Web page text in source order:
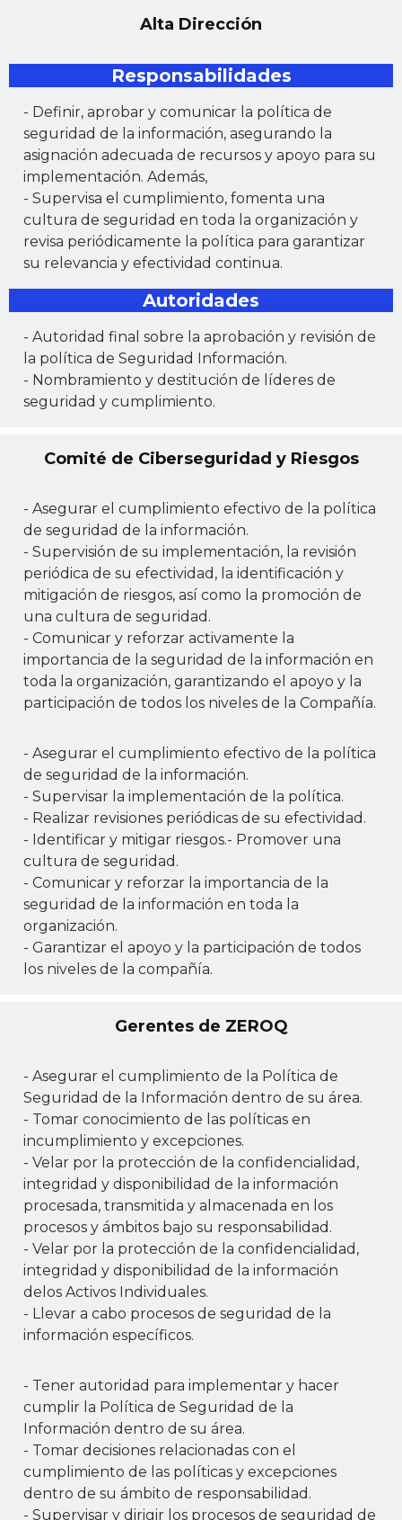
Alta Dirección
Responsabilidades
- Definir, aprobar y comunicar la política de
seguridad de la información, asegurando la
asignación adecuada de recursos y apoyo para su
implementación. Además,
- Supervisa el cumplimiento, fomenta una
cultura de seguridad en toda la organización y
revisa periódicamente la política para garantizar
su relevancia y efectividad continua.
Autoridades
- Autoridad final sobre la aprobación y revisión de
la política de Seguridad Información.
- Nombramiento y destitución de líderes de
seguridad y cumplimiento.
Comité de Ciberseguridad y Riesgos
- Asegurar el cumplimiento efectivo de la política
de seguridad de la información.
- Supervisión de su implementación, la revisión
periódica de su efectividad, la identificación y
mitigación de riesgos, así como la promoción de
una cultura de seguridad.
- Comunicar y reforzar activamente la
importancia de la seguridad de la información en
toda la organización, garantizando el apoyo y la
participación de todos los niveles de la Compañía.
- Asegurar el cumplimiento efectivo de la política
de seguridad de la información.
- Supervisar la implementación de la política.
- Realizar revisiones periódicas de su efectividad.
- Identificar y mitigar riesgos.- Promover una
cultura de seguridad.
- Comunicar y reforzar la importancia de la
seguridad de la información en toda la
organización.
- Garantizar el apoyo y la participación de todos
los niveles de la compañía.
Gerentes de ZEROQ
- Asegurar el cumplimiento de la Política de
Seguridad de la Información dentro de su área.
- Tomar conocimiento de las políticas en
incumplimiento y excepciones.
- Velar por la protección de la confidencialidad,
integridad y disponibilidad de la información
procesada, transmitida y almacenada en los
procesos y ámbitos bajo su responsabilidad.
- Velar por la protección de la confidencialidad,
integridad y disponibilidad de la información
delos Activos Individuales.
- Llevar a cabo procesos de seguridad de la
información específicos.
- Tener autoridad para implementar y hacer
cumplir la Política de Seguridad de la
Información dentro de su área.
- Tomar decisiones relacionadas con el
cumplimiento de las políticas y excepciones
dentro de su ámbito de responsabilidad.
- Supervisar y dirigir los procesos de seguridad de